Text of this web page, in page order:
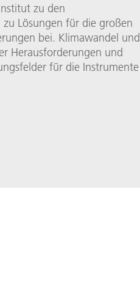
zu den
zu Lösungen für die großen
bei. Klimawandel und
Herausforderungen und
für die Instrumente